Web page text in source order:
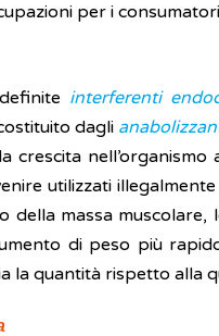
per i
interferenti
dagli
utilizzati
massa
di peso più
quantità rispetto alla